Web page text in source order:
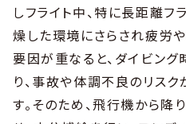
しフライト中、特に長距離フ
燥した環境にさらされ疲労
要因が重なると、ダイビン
り、事故や体調不良のリス
す。そのため、飛行機から降